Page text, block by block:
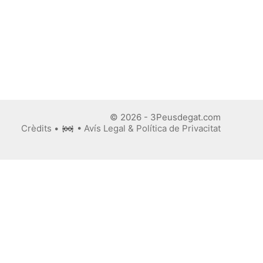
© 2026 - 3Peusdegat.com
Crèdits • • Avís Legal & Política de Privacitat